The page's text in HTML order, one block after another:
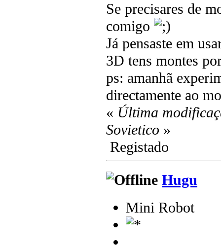
Se precisares de
comigo
Já pensaste em
3D tens montes
ps: amanhã
directamente ao
« Última
Sovietico »
Registado
Hugu
Mini Robot